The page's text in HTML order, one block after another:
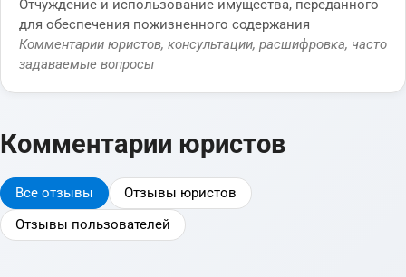
Отчуждение и использование имущества, переданного
для обеспечения пожизненного содержания
Комментарии юристов, консультации, расшифровка, часто
задаваемые вопросы
Комментарии юристов
Все отзывы
Отзывы юристов
Отзывы пользователей